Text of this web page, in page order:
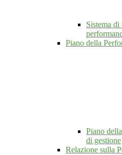
Sistema
Piano della
Piano
di gestione
Relazione sulla